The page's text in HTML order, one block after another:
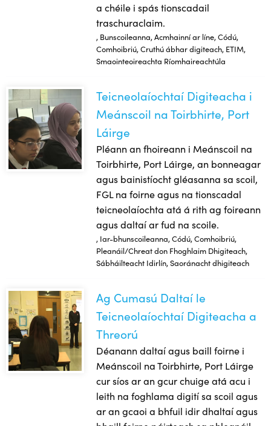
a chéile i spás tionscadail
traschuraclaim.
, Bunscoileanna, Acmhainní ar líne, Códú,
Comhoibriú, Cruthú ábhar digiteach, ETIM,
Smaointeoireachta Ríomhaireachtúla
Teicneolaíochtaí Digiteacha i Meánscoil na Toirbhirte, Port
Teicneolaíochtaí Digiteacha i
Meánscoil na Toirbhirte, Port
Láirge
Pléann an fhoireann i Meánscoil na
Toirbhirte, Port Láirge, an bonneagar
agus bainistíocht gléasanna sa scoil,
FGL na foirne agus na tionscadal
teicneolaíochta atá á rith ag foireann
agus daltaí ar fud na scoile.
, Iar-bhunscoileanna, Códú, Comhoibriú,
Pleanáil/Chreat don Fhoghlaim Dhigiteach,
Sábháilteacht Idirlín, Saoránacht dhigiteach
Ag Cumasú Daltaí le Teicneolaíochtaí Digiteacha a Threorú
Ag Cumasú Daltaí le
Teicneolaíochtaí Digiteacha a
Threorú
Déanann daltaí agus baill foirne i
Meánscoil na Toirbhirte, Port Láirge
cur síos ar an gcur chuige atá acu i
leith na foghlama digití sa scoil agus
ar an gcaoi a bhfuil idir dhaltaí agus